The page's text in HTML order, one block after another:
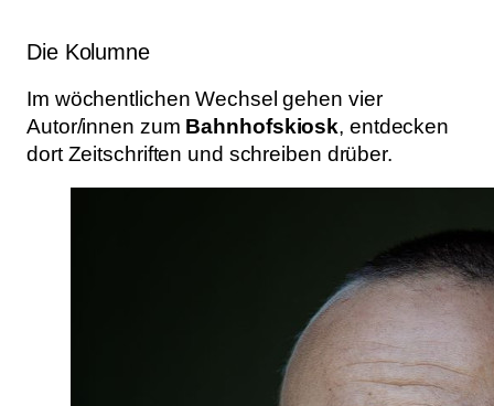
Die Kolumne
Im wöchentlichen Wechsel gehen vier
Autor/innen zum Bahnhofskiosk, entdecken
dort Zeitschriften und schreiben drüber.